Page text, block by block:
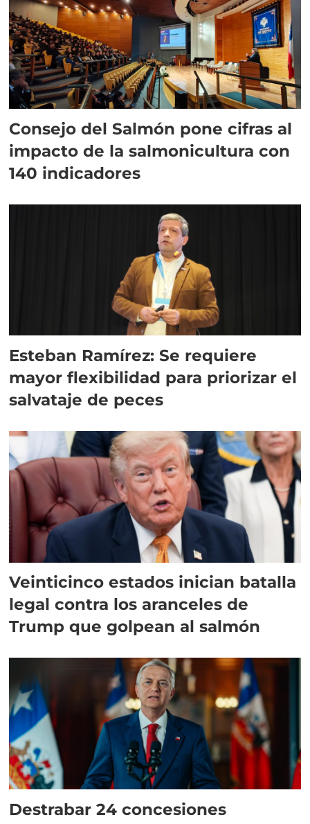
Consejo del Salmón pone cifras al
impacto de la salmonicultura con
140 indicadores
Esteban Ramírez: Se requiere
mayor flexibilidad para priorizar el
salvataje de peces
Veinticinco estados inician batalla
legal contra los aranceles de
Trump que golpean al salmón
Destrabar 24 concesiones